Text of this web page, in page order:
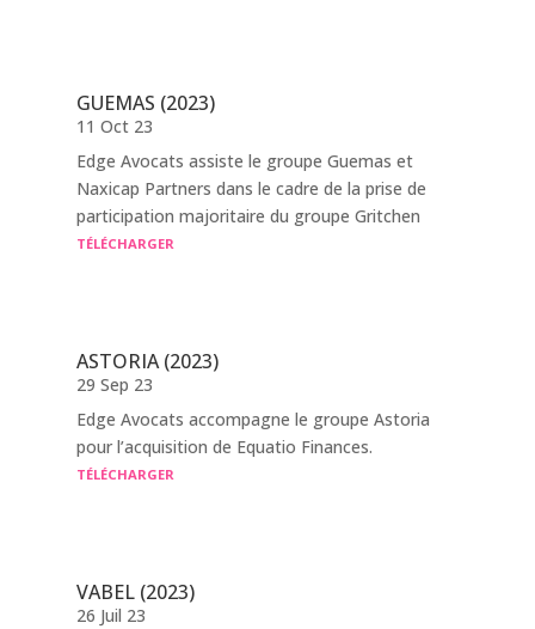
GUEMAS (2023)
11 Oct 23
Edge Avocats assiste le groupe Guemas et
Naxicap Partners dans le cadre de la prise de
participation majoritaire du groupe Gritchen
TÉLÉCHARGER
ASTORIA (2023)
29 Sep 23
Edge Avocats accompagne le groupe Astoria
pour l’acquisition de Equatio Finances.
TÉLÉCHARGER
VABEL (2023)
26 Juil 23